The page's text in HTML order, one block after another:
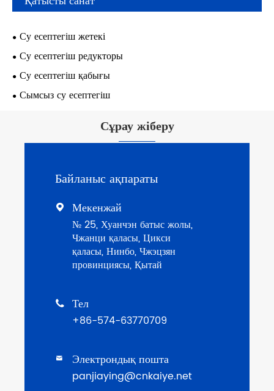
Су есептегіш жетекі
Су есептегіш редукторы
Су есептегіш қабығы
Сымсыз су есептегіш
Сұрау жіберу
Байланыс ақпараты
 Мекенжай
№ 25, Хуанчэн батыс жолы,
Чжанци қаласы, Цикси
қаласы, Нинбо, Чжэцзян
провинциясы, Қытай
 Тел
+86-574-63770709
 Электрондық пошта
panjiaying@cnkaiye.net